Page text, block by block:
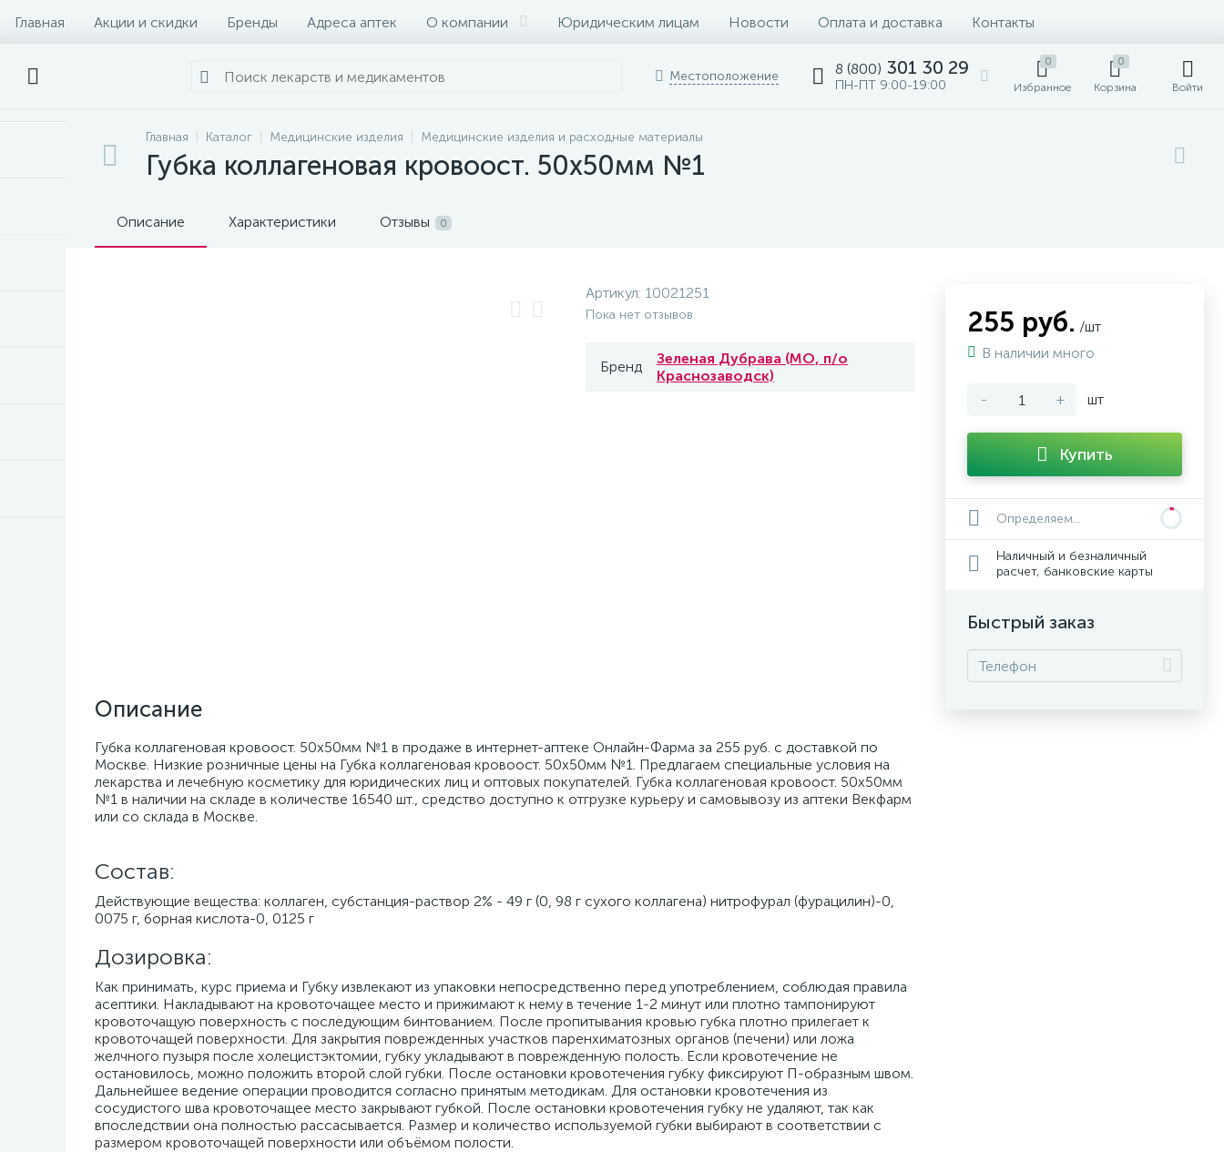
Главная Акции и скидки Бренды Адреса аптек О компании Юридическим лицам Новости Оплата и доставка Контакты
Местоположение 8 (800) 301 30 29
ПН-ПТ 9:00-19:00
0
Избранное
0
Корзина Войти
Главная Каталог Медицинские изделия Медицинские изделия и расходные материалы
Губка коллагеновая кровоост. 50х50мм №1
Описание Характеристики Отзывы 0
Артикул: 10021251
Пока нет отзывов
Бренд
Зеленая Дубрава (МО, п/о
Краснозаводск)
Описание
Губка коллагеновая кровоост. 50х50мм №1 в продаже в интернет-аптеке Онлайн-Фарма за 255 руб. с доставкой по
Москве. Низкие розничные цены на Губка коллагеновая кровоост. 50х50мм №1. Предлагаем специальные условия на
лекарства и лечебную косметику для юридических лиц и оптовых покупателей. Губка коллагеновая кровоост. 50х50мм
№1 в наличии на складе в количестве 16540 шт., средство доступно к отгрузке курьеру и самовывозу из аптеки Векфарм
или со склада в Москве.
Cостав:
Действующие вещества: коллаген, субстанция-раствор 2% - 49 г (0, 98 г сухого коллагена) нитрофурал (фурацилин)-0,
0075 г, борная кислота-0, 0125 г
Дозировка:
Как принимать, курс приема и Губку извлекают из упаковки непосредственно перед употреблением, соблюдая правила
асептики. Накладывают на кровоточащее место и прижимают к нему в течение 1-2 минут или плотно тампонируют
кровоточащую поверхность с последующим бинтованием. После пропитывания кровью губка плотно прилегает к
кровоточащей поверхности. Для закрытия поврежденных участков паренхиматозных органов (печени) или ложа
желчного пузыря после холецистэктомии, губку укладывают в поврежденную полость. Если кровотечение не
остановилось, можно положить второй слой губки. После остановки кровотечения губку фиксируют П-образным швом.
Дальнейшее ведение операции проводится согласно принятым методикам. Для остановки кровотечения из
сосудистого шва кровоточащее место закрывают губкой. После остановки кровотечения губку не удаляют, так как
впоследствии она полностью рассасывается. Размер и количество используемой губки выбирают в соответствии с
размером кровоточащей поверхности или объёмом полости.
255 руб. /шт
В наличии много
- + шт
Купить
Определяем...
Наличный и безналичный
расчет, банковские карты
Быстрый заказ